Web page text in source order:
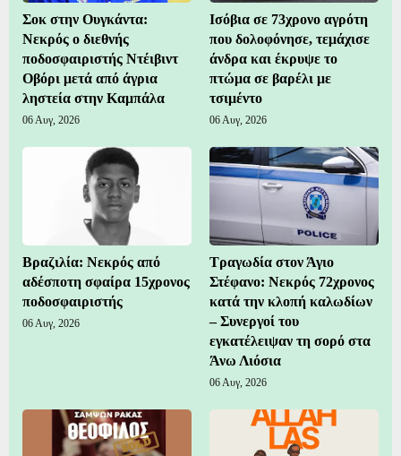
Σοκ στην Ουγκάντα:
Νεκρός ο διεθνής
ποδοσφαιριστής Ντέιβιντ
Οβόρι μετά από άγρια
ληστεία στην Καμπάλα
06 Αυγ, 2026
Ισόβια σε 73χρονο αγρότη
που δολοφόνησε, τεμάχισε
άνδρα και έκρυψε το
πτώμα σε βαρέλι με
τσιμέντο
06 Αυγ, 2026
Βραζιλία: Νεκρός από
αδέσποτη σφαίρα 15χρονος
ποδοσφαιριστής
06 Αυγ, 2026
Τραγωδία στον Άγιο
Στέφανο: Νεκρός 72χρονος
κατά την κλοπή καλωδίων
– Συνεργοί του
εγκατέλειψαν τη σορό στα
Άνω Λιόσια
06 Αυγ, 2026